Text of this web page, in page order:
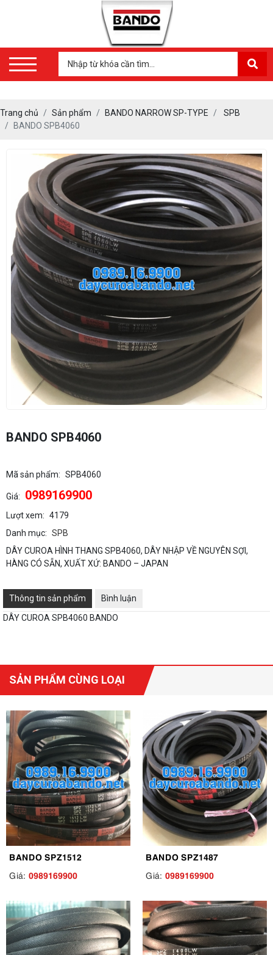
Trang chủ Sản phẩm BANDO NARROW SP-TYPE
SPB
BANDO SPB4060
BANDO SPB4060
Mã sản phẩm: SPB4060
Giá: 0989169900
Lượt xem: 4179
Danh mục: SPB
DÂY CUROA HÌNH THANG SPB4060, DÂY NHẬP VỀ NGUYÊN SỢI,
HÀNG CÓ SẴN, XUẤT XỨ: BANDO – JAPAN
Thông tin sản phẩm
Bình luận
DÂY CUROA SPB4060 BANDO
SẢN PHẨM CÙNG LOẠI
BANDO SPZ1512
Giá: 0989169900
BANDO SPZ1487
Giá: 0989169900